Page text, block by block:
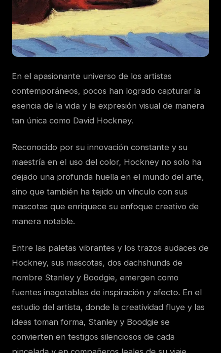
En el apasionante universo de los artistas
contemporáneos, pocos han logrado capturar la
esencia de la vida y la expresión visual de manera
tan única como David Hockney.
Reconocido por su innovación constante y su
maestría en el uso del color, Hockney no solo ha
dejado una profunda huella en el mundo del arte,
sino que también ha tejido un vínculo con sus
mascotas que enriquece su enfoque creativo de
manera notable.
Entre las paletas vibrantes y los trazos audaces de
Hockney, sus mascotas, dos dachshunds de
nombre Stanley y Boodgie, emergen como
fuentes inagotables de inspiración y afecto. En el
estudio del artista, donde la creatividad fluye y las
ideas toman forma, Stanley y Boodgie se
convierten en testigos silenciosos de cada